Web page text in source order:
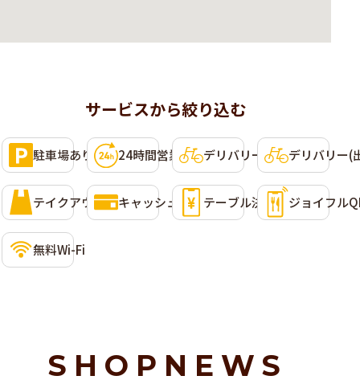
サービスから絞り込む
利用可能なサービス
選択して条件に含めることができます。複数選択可。
駐車場あり 24時間営業 デリバリー(Uber Eats)
デリバリー(
テイクアウト キャッシュレス決済テーブル決済 ジョイフル
無料Wi-Fi
SHOPNEWS